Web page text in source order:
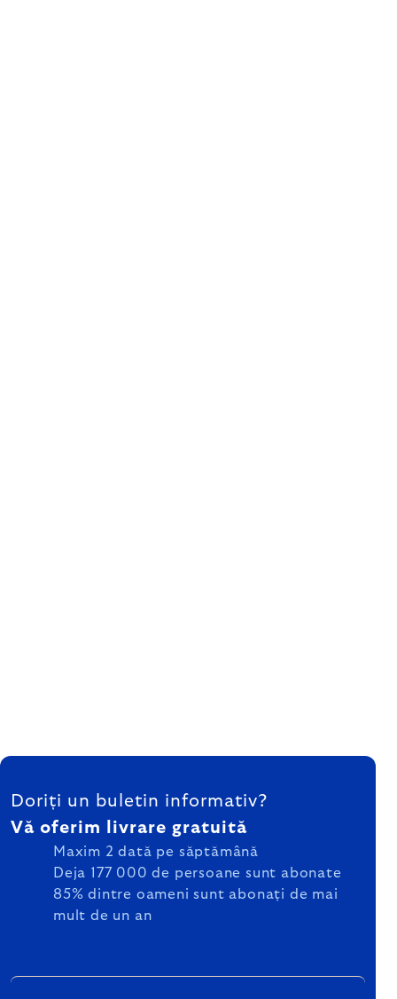
SUBSOL
Doriți un buletin informativ?
Vă oferim livrare gratuită
Maxim 2 dată pe săptămână
Deja 177 000 de persoane sunt abonate
85% dintre oameni sunt abonați de mai
mult de un an